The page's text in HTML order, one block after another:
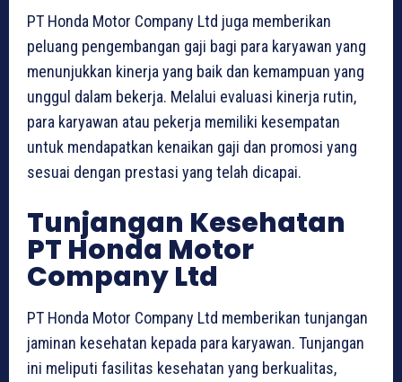
PT Honda Motor Company Ltd juga memberikan
peluang pengembangan gaji bagi para karyawan yang
menunjukkan kinerja yang baik dan kemampuan yang
unggul dalam bekerja. Melalui evaluasi kinerja rutin,
para karyawan atau pekerja memiliki kesempatan
untuk mendapatkan kenaikan gaji dan promosi yang
sesuai dengan prestasi yang telah dicapai.
Tunjangan Kesehatan
PT Honda Motor
Company Ltd
PT Honda Motor Company Ltd memberikan tunjangan
jaminan kesehatan kepada para karyawan. Tunjangan
ini meliputi fasilitas kesehatan yang berkualitas,